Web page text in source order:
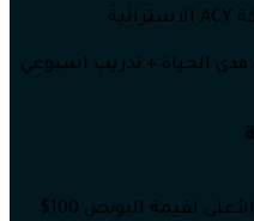
الحياة + تدريب اسبوعي
50% على إيداع الـ 200$ أي أن الحد الأعلى لقيمة البونص 100$